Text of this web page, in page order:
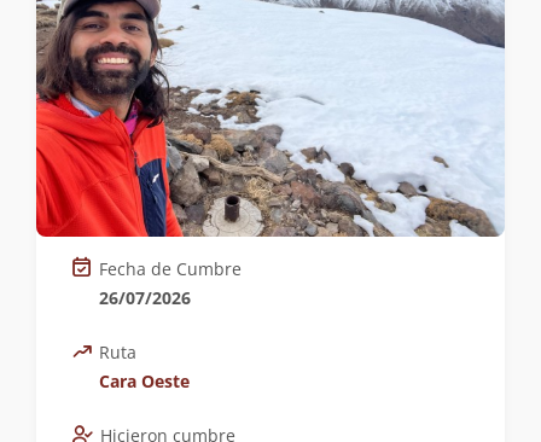
Fecha de Cumbre
26/07/2026
Ruta
Cara Oeste
Hicieron cumbre